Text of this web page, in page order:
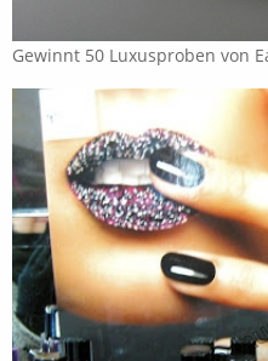
Gewinnt 50 Luxusproben von